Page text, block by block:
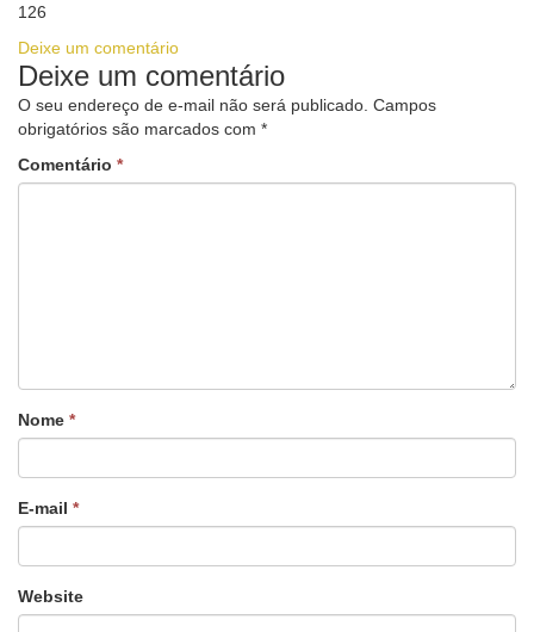
126
Deixe um comentário
Deixe um comentário
O seu endereço de e-mail não será publicado. Campos
obrigatórios são marcados com *
Comentário *
Nome *
E-mail *
Website